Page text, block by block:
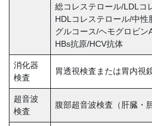
総コレステロール/LDLコ
HDLコレステロール/中性
グルコース/ヘモグロビン
HBs抗原/HCV抗体
消化器
検査
胃透視検査または胃内視
超音波
検査
腹部超音波検査（肝臓・